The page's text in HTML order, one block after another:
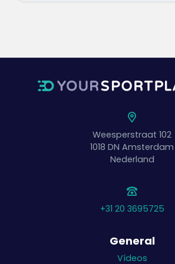
Weesperstraat 102
1018 DN Amsterdam
Nederland
+31 20 3695725
General
Vídeos